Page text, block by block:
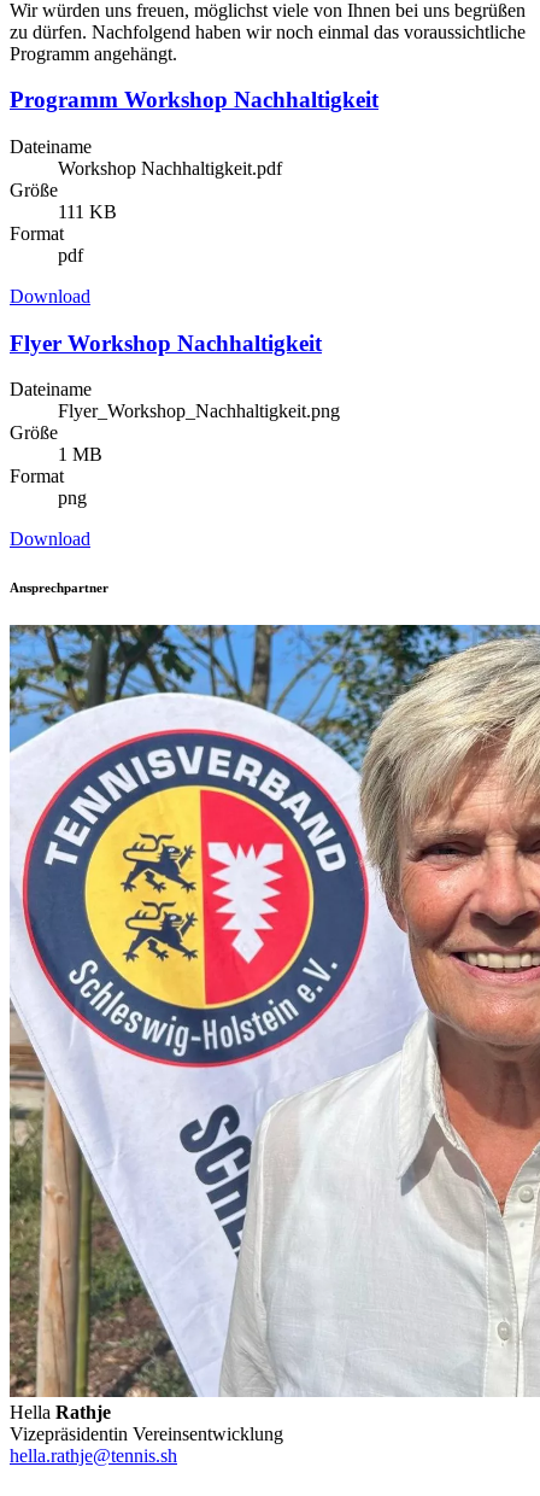
Wir würden uns freuen, möglichst viele von Ihnen bei uns begrüßen
zu dürfen. Nachfolgend haben wir noch einmal das voraussichtliche
Programm angehängt.
Programm Workshop Nachhaltigkeit
Dateiname
Workshop Nachhaltigkeit.pdf
Größe
111 KB
Format
pdf
Download
Flyer Workshop Nachhaltigkeit
Dateiname
Flyer_Workshop_Nachhaltigkeit.png
Größe
1 MB
Format
png
Download
Ansprechpartner
Hella Rathje
Vizepräsidentin Vereinsentwicklung
hella.rathje@tennis.sh